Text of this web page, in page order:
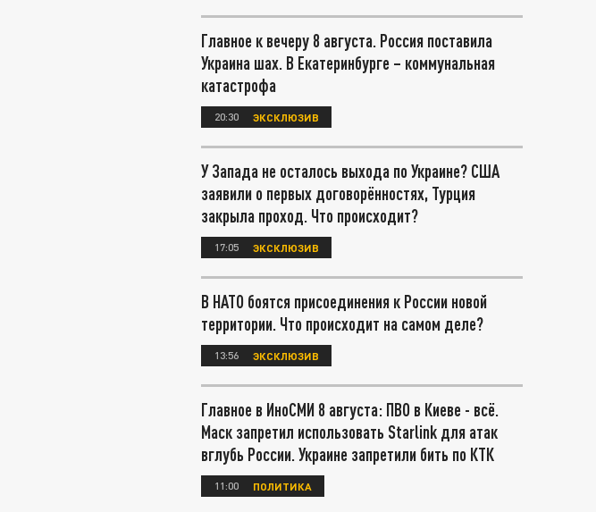
Главное к вечеру 8 августа. Россия поставила
Украина шах. В Екатеринбурге – коммунальная
катастрофа
20:30 ЭКСКЛЮЗИВ
У Запада не осталось выхода по Украине? США
заявили о первых договорённостях, Турция
закрыла проход. Что происходит?
17:05 ЭКСКЛЮЗИВ
В НАТО боятся присоединения к России новой
территории. Что происходит на самом деле?
13:56 ЭКСКЛЮЗИВ
Главное в ИноСМИ 8 августа: ПВО в Киеве - всё.
Маск запретил использовать Starlink для атак
вглубь России. Украине запретили бить по КТК
11:00 ПОЛИТИКА